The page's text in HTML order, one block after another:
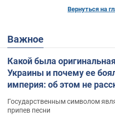
Вернуться на
Важное
Какой была
Украины и почему ее
империя: об этом не
Государственным символом
припев песни